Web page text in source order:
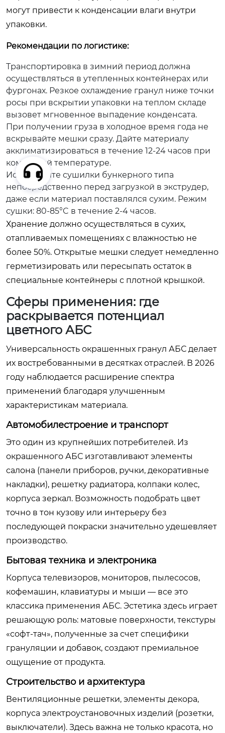
могут привести к конденсации влаги внутри
упаковки.
Рекомендации по логистике:
Транспортировка в зимний период должна
осуществляться в утепленных контейнерах или
фургонах. Резкое охлаждение гранул ниже точки
росы при вскрытии упаковки на теплом складе
вызовет мгновенное выпадение конденсата.
При получении груза в холодное время года не
вскрывайте мешки сразу. Дайте материалу
акклиматизироваться в течение 12-24 часов при
комнатной температуре.
Используйте сушилки бункерного типа
непосредственно перед загрузкой в экструдер,
даже если материал поставлялся сухим. Режим
сушки: 80-85°C в течение 2-4 часов.
Хранение должно осуществляться в сухих,
отапливаемых помещениях с влажностью не
более 50%. Открытые мешки следует немедленно
герметизировать или пересыпать остаток в
специальные контейнеры с плотной крышкой.
Сферы применения: где
раскрывается потенциал
цветного АБС
Универсальность окрашенных гранул АБС делает
их востребованными в десятках отраслей. В 2026
году наблюдается расширение спектра
применений благодаря улучшенным
характеристикам материала.
Автомобилестроение и транспорт
Это один из крупнейших потребителей. Из
окрашенного АБС изготавливают элементы
салона (панели приборов, ручки, декоративные
накладки), решетку радиатора, колпаки колес,
корпуса зеркал. Возможность подобрать цвет
точно в тон кузову или интерьеру без
последующей покраски значительно удешевляет
производство.
Бытовая техника и электроника
Корпуса телевизоров, мониторов, пылесосов,
кофемашин, клавиатуры и мыши — все это
классика применения АБС. Эстетика здесь играет
решающую роль: матовые поверхности, текстуры
«софт-тач», полученные за счет специфики
грануляции и добавок, создают премиальное
ощущение от продукта.
Строительство и архитектура
Вентиляционные решетки, элементы декора,
корпуса электроустановочных изделий (розетки,
выключатели). Здесь важна не только красота, но